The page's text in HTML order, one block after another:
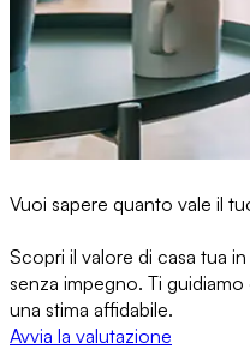
Vuoi sapere quanto vale il
Scopri il valore di casa tua
senza impegno. Ti
una stima affidabile.
Avvia la valutazione